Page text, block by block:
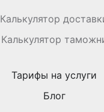
Калькулятор
Калькулятор
Тарифы на услуги
Блог